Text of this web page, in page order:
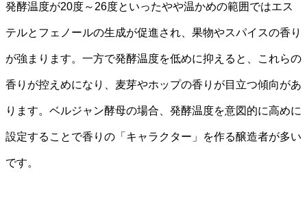
発酵温度が20度～26度といったやや温かめの範囲ではエス
テルとフェノールの生成が促進され、果物やスパイスの香り
が強まります。一方で発酵温度を低めに抑えると、これらの
香りが控えめになり、麦芽やホップの香りが目立つ傾向があ
ります。ベルジャン酵母の場合、発酵温度を意図的に高めに
設定することで香りの「キャラクター」を作る醸造者が多い
です。